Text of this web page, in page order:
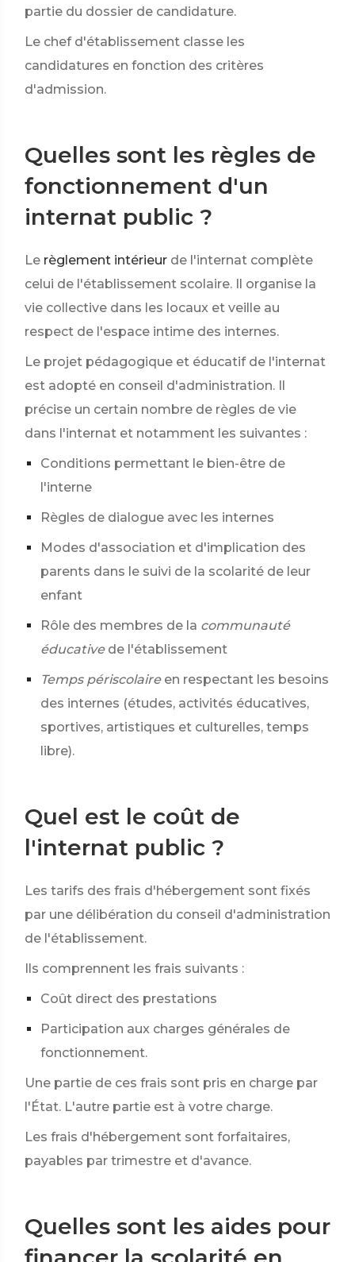
partie du dossier de candidature.
Le chef d'établissement classe les
candidatures en fonction des critères
d'admission.
Quelles sont les règles de
fonctionnement d'un
internat public ?
Le règlement intérieur de l'internat complète
celui de l'établissement scolaire. Il organise la
vie collective dans les locaux et veille au
respect de l'espace intime des internes.
Le projet pédagogique et éducatif de l'internat
est adopté en conseil d'administration. Il
précise un certain nombre de règles de vie
dans l'internat et notamment les suivantes :
Conditions permettant le bien-être de
l'interne
Règles de dialogue avec les internes
Modes d'association et d'implication des
parents dans le suivi de la scolarité de leur
enfant
Rôle des membres de la communauté
éducative de l'établissement
Temps périscolaire en respectant les besoins
des internes (études, activités éducatives,
sportives, artistiques et culturelles, temps
libre).
Quel est le coût de
l'internat public ?
Les tarifs des frais d'hébergement sont fixés
par une délibération du conseil d'administration
de l'établissement.
Ils comprennent les frais suivants :
Coût direct des prestations
Participation aux charges générales de
fonctionnement.
Une partie de ces frais sont pris en charge par
l'État. L'autre partie est à votre charge.
Les frais d'hébergement sont forfaitaires,
payables par trimestre et d'avance.
Quelles sont les aides pour